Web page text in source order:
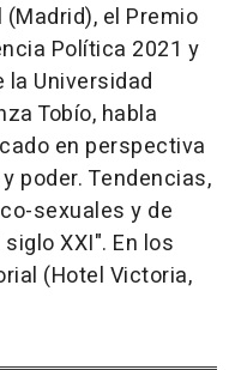
(Madrid), el Premio
Política 2021 y
Universidad
Tobío, habla
en perspectiva
poder. Tendencias,
sexuales y de
XXI". En los
(Hotel Victoria,